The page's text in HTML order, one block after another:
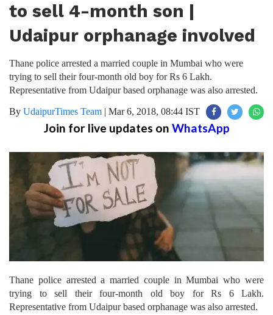
to sell 4-month son |
Udaipur orphanage involved
Thane police arrested a married couple in Mumbai who were
trying to sell their four-month old boy for Rs 6 Lakh.
Representative from Udaipur based orphanage was also arrested.
By UdaipurTimes Team | Mar 6, 2018, 08:44 IST
Join for live updates on WhatsApp
Thane police arrested a married couple in Mumbai who were
trying to sell their four-month old boy for Rs 6 Lakh.
Representative from Udaipur based orphanage was also arrested.